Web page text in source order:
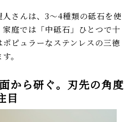
さんは、3～4種類の砥石を使
庭では「中砥石」ひとつで十
ピュラーなステンレスの三徳
。
から研ぐ。刃先の角度
目